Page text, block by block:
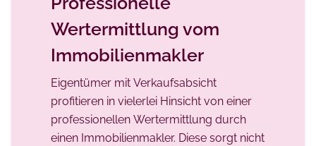
Ladenhüter machen oder sie wird weit
unter Wert verkauft – ein herber Verlust
für den Eigentümer.
Wertermittlung vom
Immobilienmakler
Eigentümer mit Verkaufsabsicht
profitieren in vielerlei Hinsicht von einer
professionellen Wertermittlung durch
einen Immobilienmakler. Diese sorgt nicht